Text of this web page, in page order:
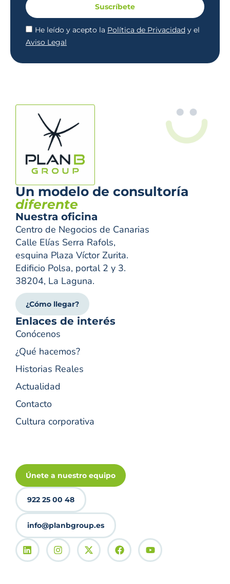
He leído y acepto la Política de Privacidad y el
Aviso Legal
Suscríbete
Un modelo de consultoría
diferente
Nuestra oficina
Centro de Negocios de Canarias
Calle Elías Serra Rafols,
esquina Plaza Víctor Zurita.
Edificio Polsa, portal 2 y 3.
38204, La Laguna.
¿Cómo llegar?
Enlaces de interés
Conócenos
¿Qué hacemos?
Historias Reales
Actualidad
Contacto
Cultura corporativa
Únete a nuestro equipo
922 25 00 48
info@planbgroup.es